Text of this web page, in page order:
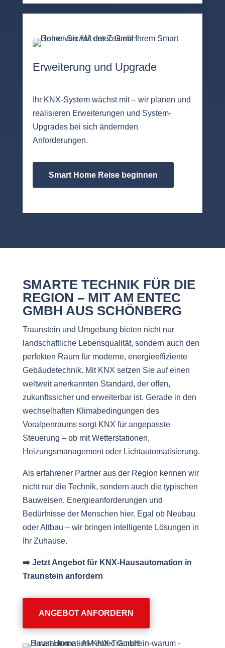
Erweiterung und Upgrade
Ihr KNX-System wächst mit – wir planen und
realisieren Erweiterungen und System-
Upgrades bei sich ändernden
Anforderungen.
Smart Home Reise beginnen
SMARTE TECHNIK FÜR DIE
REGION – MIT AM ENTEC
GMBH AUS SCHÖNBERG
Traunstein und Umgebung bieten nicht nur
landschaftliche Lebensqualität, sondern auch den
perfekten Raum für moderne, energieeffiziente
Gebäudetechnik. Mit KNX setzen Sie auf einen
weltweit anerkannten Standard, der offen,
zukunftssicher und erweiterbar ist. Gerade in den
wechselhaften Klimabedingungen des
Voralpenraums sorgt KNX für angepasste
Steuerung – ob mit Wetterstationen,
Heizungsmanagement oder Lichtautomatisierung.
Als erfahrener Partner aus der Region kennen wir
nicht nur die Technik, sondern auch die typischen
Bauweisen, Energieanforderungen und
Bedürfnisse der Menschen hier. Egal ob Neubau
oder Altbau – wir bringen intelligente Lösungen in
Ihr Zuhause.
➡️ Jetzt Angebot für KNX-Hausautomation in
Traunstein anfordern
ANGEBOT ANFORDERN